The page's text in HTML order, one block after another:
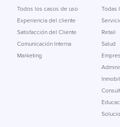
Todos los casos de uso
Experiencia del cliente
Satisfacción del Cliente
Comunicación Interna
Marketing
Todas
Retail
Salud